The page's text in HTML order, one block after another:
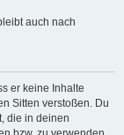
auch nach
er keine Inhalte
Sitten verstoßen. Du
die in deinen